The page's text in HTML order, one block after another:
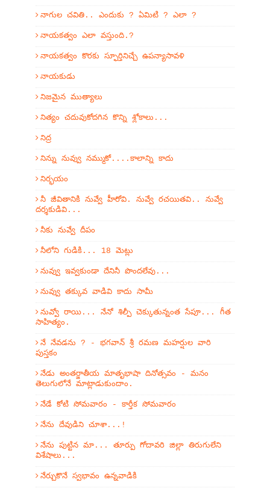
నాగుల చవితి.. ఎందుకు ? ఏమిటి ? ఎలా ?
నాయకత్వం ఎలా వస్తుంది.?
నాయకత్వం కొరకు స్ఫూర్తినిచ్చే ఉపన్యాసావళి
నాయకుడు
నిజమైన ముత్యాలు
నిత్యం చదువుకోదగిన కొన్ని శ్లోకాలు...
నిద్ర
నిన్ను నువ్వు నమ్ముకో....కాలాన్ని కాదు
నిర్భయం
నీ జీవితానికి నువ్వే హీరోవి. నువ్వే రచయితవి.. నువ్వే
దర్శకుడివి...
నీకు నువ్వే దీపం
నీలోని గుడికి... 18 మెట్లు
నువ్వు ఇవ్వకుండా దేనినీ పొందలేవు...
నువ్వు తక్కువ వాడివి కాదు సామీ
నువ్వో రాయి... నేనో శిల్పీ చెక్కుతున్నంత సేపూ... గీత
సాహిత్యం.
నే నేవడను ? - భగవాన్ శ్రీ రమణ మహర్షుల వారి
పుస్తకం
నేడు అంతర్జాతీయ మాతృభాషా దినోత్సవం - మనం
తెలుగులోనే మాట్లాడుకుందాం.
నేడే కోటి సోమవారం - కార్తీక సోమవారం
నేను దేవుడిని చూశా...!
నేను పుట్టిన మా... తూర్పు గోదావరి జిల్లా తిరుగులేని
విశేషాలు...
నేర్చుకొనే స్వభావం ఉన్నవాడికి